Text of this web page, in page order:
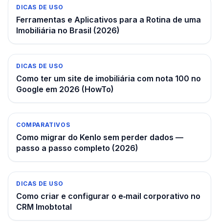
DICAS DE USO
Ferramentas e Aplicativos para a Rotina de uma
Imobiliária no Brasil (2026)
DICAS DE USO
Como ter um site de imobiliária com nota 100 no
Google em 2026 (HowTo)
COMPARATIVOS
Como migrar do Kenlo sem perder dados —
passo a passo completo (2026)
DICAS DE USO
Como criar e configurar o e‑mail corporativo no
CRM Imobtotal